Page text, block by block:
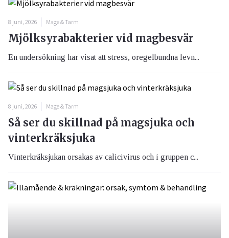
8 juni, 2026 Mage & Tarm
Mjölksyrabakterier vid magbesvär
En undersökning har visat att stress, oregelbundna levn...
8 juni, 2026 Mage & Tarm
Så ser du skillnad på magsjuka och
vinterkräksjuka
Vinterkräksjukan orsakas av calicivirus och i gruppen c...